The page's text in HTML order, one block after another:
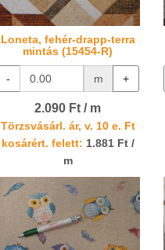
Loneta, fehér-drapp-terra
mintás (15454-R)
- m +
2.090 Ft / m
Törzsvásárl. ár, v. 10 e. Ft
kosárért. felett: 1.881 Ft /
m